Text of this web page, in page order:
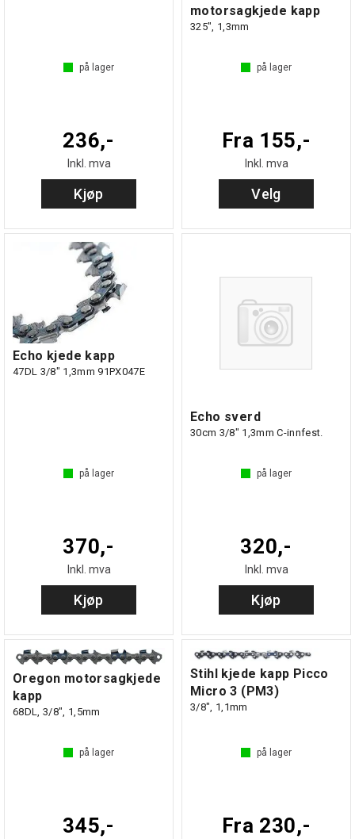
på lager
236,-
Inkl. mva
Kjøp
motorsagkjede kapp
325", 1,3mm
på lager
Fra 155,-
Inkl. mva
Velg
Echo kjede kapp
47DL 3/8" 1,3mm 91PX047E
på lager
370,-
Inkl. mva
Kjøp
Echo sverd
30cm 3/8" 1,3mm C-innfest.
på lager
320,-
Inkl. mva
Kjøp
Oregon motorsagkjede
kapp
68DL, 3/8", 1,5mm
på lager
345,-
Stihl kjede kapp Picco
Micro 3 (PM3)
3/8", 1,1mm
på lager
Fra 230,-